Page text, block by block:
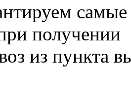
получении
из пункта